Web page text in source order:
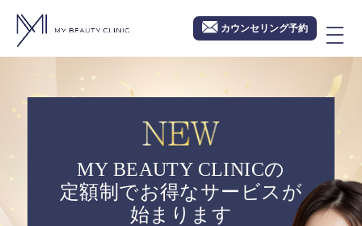
カウンセリング予約
MY BEAUTY CLINICの
定額制でお得なサービスが
始まります